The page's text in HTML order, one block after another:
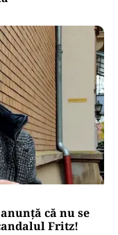
că nu se
Fritz!